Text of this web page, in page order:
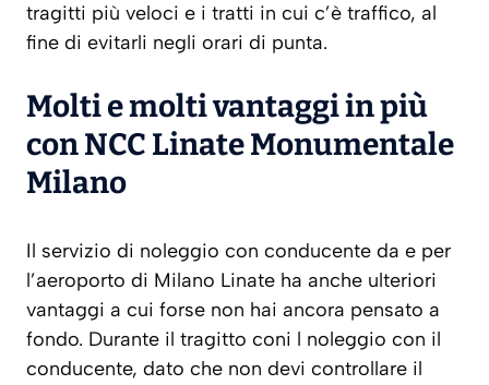
tragitti più veloci e i tratti in cui c’è traffico, al
fine di evitarli negli orari di punta.
Molti e molti vantaggi in più
con NCC Linate Monumentale
Milano
Il servizio di noleggio con conducente da e per
l’aeroporto di Milano Linate ha anche ulteriori
vantaggi a cui forse non hai ancora pensato a
fondo. Durante il tragitto coni l noleggio con il
conducente, dato che non devi controllare il